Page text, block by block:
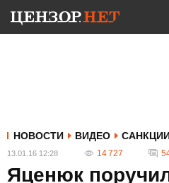
НОВОСТИ ВИДЕО
13.01.16 12:28 14 727
Яценюк